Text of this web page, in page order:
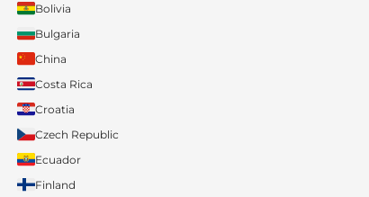
Bolivia
Bulgaria
China
Costa Rica
Croatia
Czech Republic
Ecuador
Finland